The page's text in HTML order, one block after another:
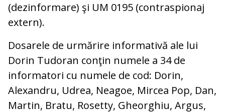
(dezinformare) şi UM 0195 (contraspionaj
extern).
Dosarele de urmărire informativă ale lui
Dorin Tudoran conţin numele a 34 de
informatori cu numele de cod: Dorin,
Alexandru, Udrea, Neagoe, Mircea Pop, Dan,
Martin, Bratu, Rosetty, Gheorghiu, Argus,